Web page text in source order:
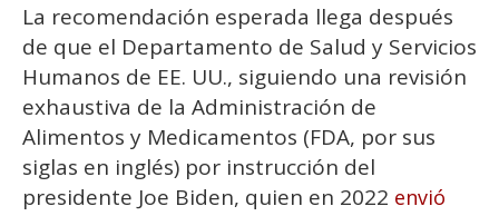
La recomendación esperada llega después
de que el Departamento de Salud y Servicios
Humanos de EE. UU., siguiendo una revisión
exhaustiva de la Administración de
Alimentos y Medicamentos (FDA, por sus
siglas en inglés) por instrucción del
presidente Joe Biden, quien en 2022 envió